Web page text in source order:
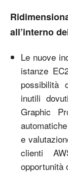
all’interno
Le nuove
istanze
possibilità
inutili
Graphic
e
clienti
opportunità